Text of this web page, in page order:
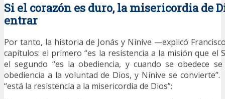
Si el corazón es duro, la misericordia de
entrar
Por tanto, la historia de Jonás y Nínive —explicó
capítulos: el primero “es la resistencia a la misión que el
el segundo “es la obediencia, y cuando se obedece
obediencia a la voluntad de Dios, y Nínive se
“está la resistencia a la misericordia de Dios”: